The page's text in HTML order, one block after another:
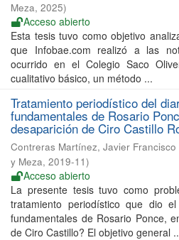
Meza, 2025)
Acceso abierto
Esta tesis tuvo como objetivo
que Infobae.com realizó a las
ocurrido en el Colegio Saco
cualitativo básico, un método ...
Tratamiento periodístico del
fundamentales de Rosario
desaparición de Ciro Castillo
Contreras Martínez, Javier Francisco
y Meza, 2019-11)
Acceso abierto
La presente tesis tuvo como
tratamiento periodístico que dio
fundamentales de Rosario Ponce,
de Ciro Castillo? El objetivo general